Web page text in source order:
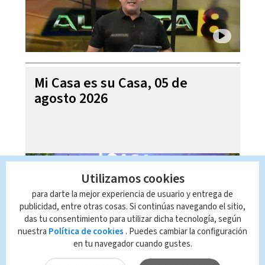
Mi Casa es su Casa, 05 de
agosto 2026
Utilizamos cookies
para darte la mejor experiencia de usuario y entrega de
publicidad, entre otras cosas. Si continúas navegando el sitio,
das tu consentimiento para utilizar dicha tecnología, según
nuestra Política de cookies . Puedes cambiar la configuración
en tu navegador cuando gustes.